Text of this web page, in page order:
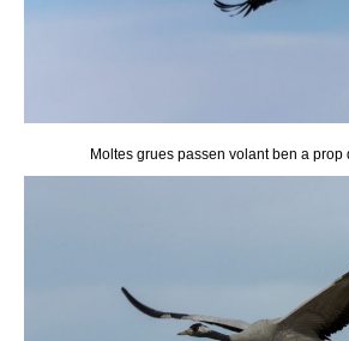
Moltes grues passen volant ben a prop